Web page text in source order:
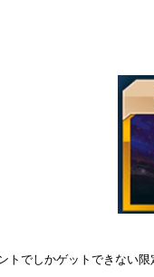
でしかゲットできない